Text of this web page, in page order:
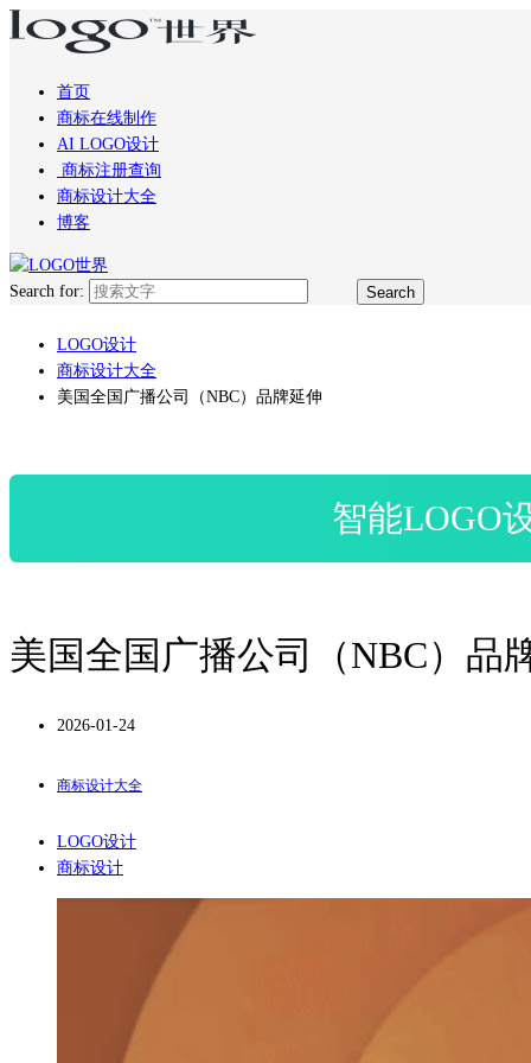
首页
商标在线制作
AI LOGO设计
商标注册查询
商标设计大全
博客
Search for:
LOGO设计
商标设计大全
美国全国广播公司（NBC）品牌延伸
智能LOGO
美国全国广播公司（NBC）品
2026-01-24
商标设计大全
LOGO设计
商标设计